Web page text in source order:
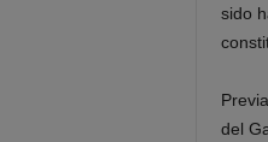
sido
del